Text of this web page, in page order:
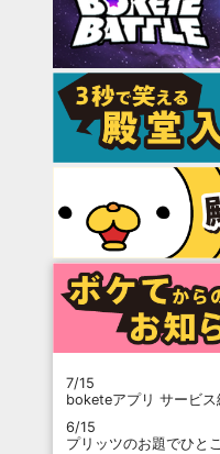
7/15
boketeアプリ サービ
6/15
プリッツのお題でひと